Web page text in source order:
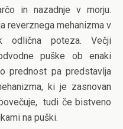
in nazadnje v morju.
reverznega mehanizma v
odlična poteza. Večji
puške ob enaki
prednost pa predstavlja
ki je zasnovan
tudi če bistveno
na puški.